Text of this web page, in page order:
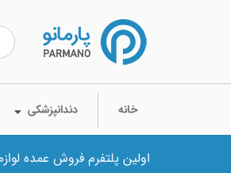
خانه دندانپزشکی
اولین پلتفرم فروش عمده